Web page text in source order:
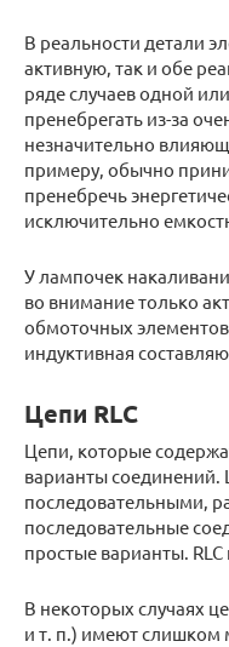
В реальности детали
активную, так и обе
ряде случаев одной
пренебрегать из-за
незначительно
примеру, обычно
пренебречь
исключительно
У лампочек
во внимание только
обмоточных
индуктивная
Цепи RLC
Цепи, которые
варианты соединений.
последовательными,
последовательные
простые варианты.
В некоторых случаях
и т. п.) имеют слишком